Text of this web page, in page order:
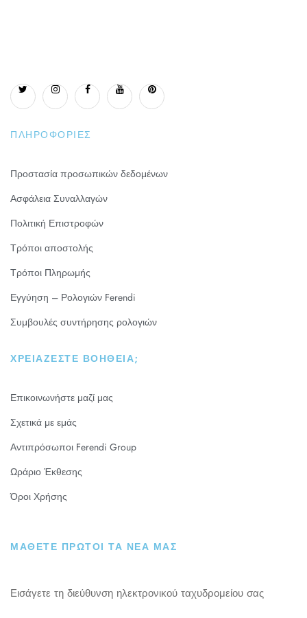
ΠΛΗΡΟΦΟΡΊΕΣ
Προστασία προσωπικών δεδομένων
Ασφάλεια Συναλλαγών
Πολιτική Επιστροφών
Τρόποι αποστολής
Τρόποι Πληρωμής
Εγγύηση – Ρολογιών Ferendi
Συμβουλές συντήρησης ρολογιών
ΧΡΕΙΆΖΕΣΤΕ ΒΟΉΘΕΙΑ;
Επικοινωνήστε μαζί μας
Σχετικά με εμάς
Αντιπρόσωποι Ferendi Group
Ωράριο Έκθεσης
Όροι Χρήσης
ΜΑΘΕΤΕ ΠΡΩΤΟΙ ΤΑ ΝΕΑ ΜΑΣ
Εισάγετε τη διεύθυνση ηλεκτρονικού ταχυδρομείου σας